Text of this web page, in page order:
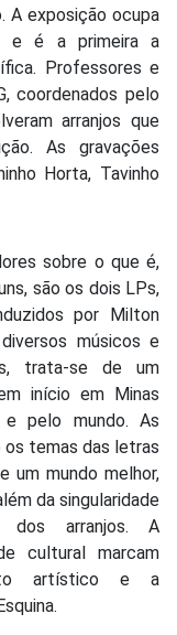
A exposição ocupa
e é a primeira a
Professores e
coordenados pelo
arranjos que
As gravações
Horta, Tavinho
sobre o que é,
são os dois LPs,
por Milton
músicos e
trata-se de um
início em Minas
e pelo mundo. As
temas das letras
um mundo melhor,
da singularidade
dos arranjos. A
cultural marcam
artístico e a